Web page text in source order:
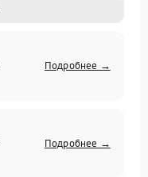
Подробнее →
Подробнее →